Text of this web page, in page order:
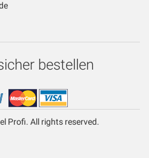
bestellen
Profi. All rights reserved.